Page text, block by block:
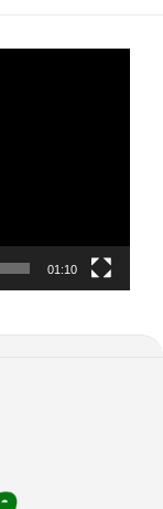
01:10